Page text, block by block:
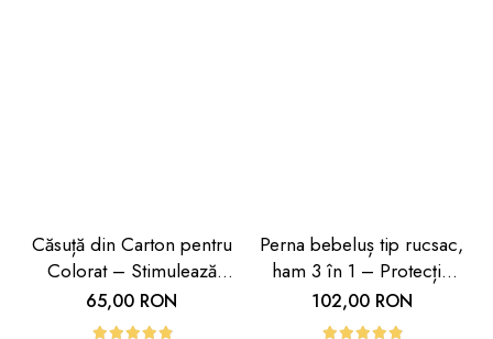
Căsuță din Carton pentru
Colorat – Stimulează
Creativitatea Copiilor |
Car Boy Safety
65,00 RON
Perna bebeluș tip rucsac,
ham 3 în 1 – Protecție
cap și spate cu design
avion
102,00 RON